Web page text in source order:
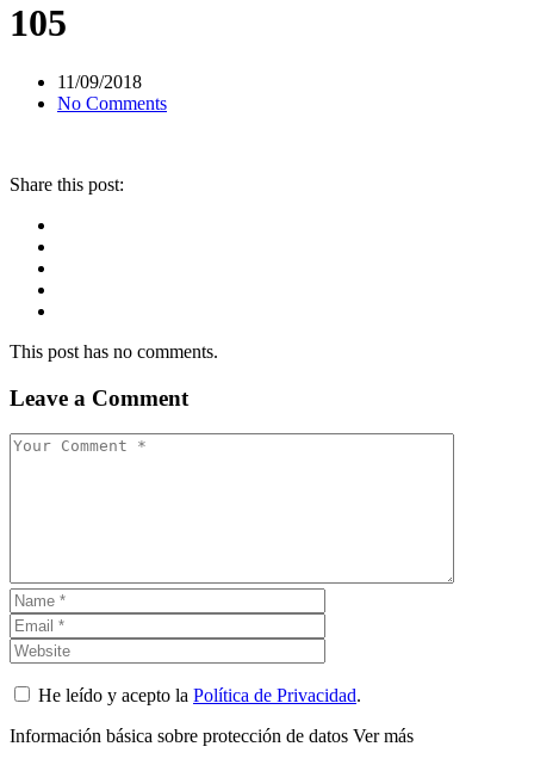
105
11/09/2018
No Comments
Share this post:
This post has no comments.
Leave a Comment
He leído y acepto la Política de Privacidad.
Información básica sobre protección de datos Ver más